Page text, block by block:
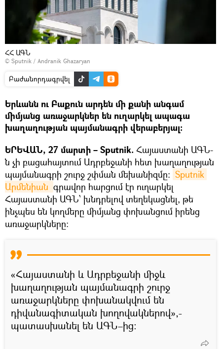
ՀՀ ԱԳՆ
© Sputnik / Andranik Ghazaryan
Բաժանորդագրվել
Երևանն ու Բաքուն արդեն մի քանի անգամ
միմյանց առաջարկներ են ուղարկել ապագա
խաղաղության պայմանագրի վերաբերյալ։
ԵՐԵՎԱՆ, 27 մարտի – Sputnik. Հայաստանի ԱԳՆ-
ն չի բացահայտում Ադրբեջանի հետ խաղաղության
պայմանագրի շուրջ շփման մեխանիզմը։ Sputnik
Արմենիան գրավոր հարցում էր ուղարկել
Հայաստանի ԱԳՆ՝ խնդրելով տեղեկացնել, թե
ինչպես են կողմերը միմյանց փոխանցում իրենց
առաջարկները։
«Հայաստանի և Ադրբեջանի միջև
խաղաղության պայմանագրի շուրջ
առաջարկները փոխանակվում են
դիվանագիտական խողովակներով»,-
պատասխանել են ԱԳՆ–ից։